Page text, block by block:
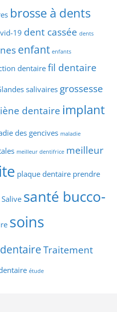
brosse à dents
19 dent cassée dents
enfant enfants
dentairefil dentaire
salivaires grossesse
dentaire implant
des gencives maladie
meilleur dentifrice meilleur
plaque dentaire prendre
Salive santé bucco-
soins
Traitement
étude